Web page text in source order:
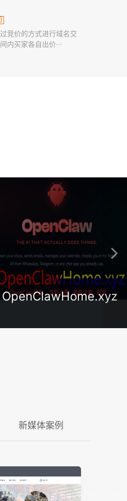
竞价的方式进行域名交
内买家各自出价···
OpenClawHome.cn
新媒体案例